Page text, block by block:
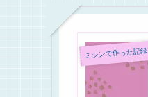
ミシンで作った記録